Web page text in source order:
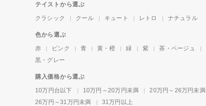
テイストから選ぶ
クラシック
クール キュート レトロ ナチュラル
色から選ぶ
赤
ピンク 青 黄・橙 緑 紫 茶・ベージュ
黒・グレー
購入価格から選ぶ
10万円台以下
10万円～20万円未満
20万円～26万円未満
26万円～31万円未満
31万円以上